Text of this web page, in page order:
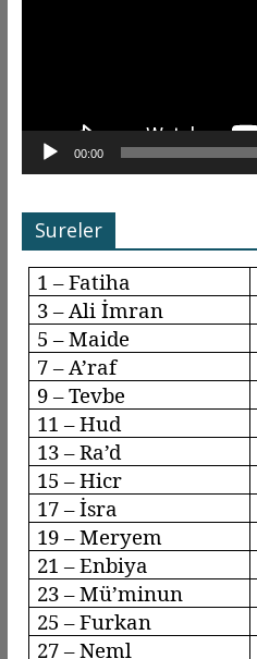
00:00
Sureler
1 – Fatiha
3 – Ali İmran
5 – Maide
7 – A’raf
9 –Tevbe
11 – Hud
13 –Ra’d
15 –Hicr
17 –İsra
19 – Meryem
21 – Enbiya
23 –Mü’minun
25 – Furkan
27 –Neml